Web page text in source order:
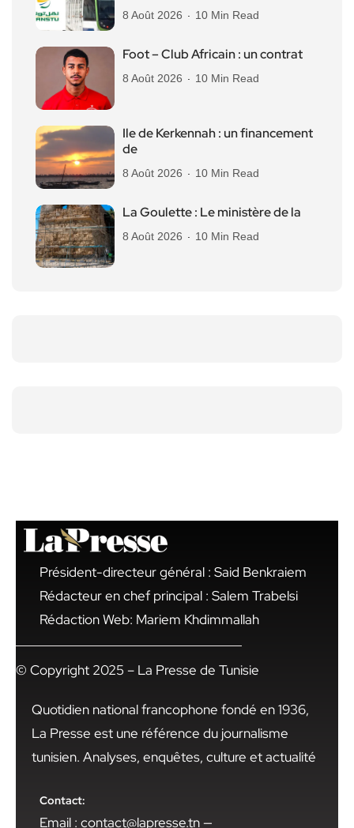
8 Août 2026 10 Min Read
Foot – Club Africain : un contrat
8 Août 2026 10 Min Read
Ile de Kerkennah : un financement
de
8 Août 2026 10 Min Read
La Goulette : Le ministère de la
8 Août 2026 10 Min Read
Président-directeur général : Said Benkraiem
Rédacteur en chef principal : Salem Trabelsi
Rédaction Web: Mariem Khdimmallah
© Copyright 2025 – La Presse de Tunisie
Quotidien national francophone fondé en 1936,
La Presse est une référence du journalisme
tunisien. Analyses, enquêtes, culture et actualité
Contact:
Email : contact@lapresse.tn —